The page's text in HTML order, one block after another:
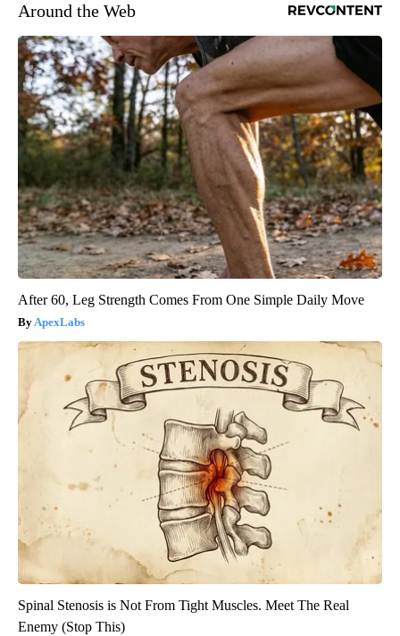
Around the Web
After 60, Leg Strength Comes From One Simple Daily Move
ApexLabs
Spinal Stenosis is Not From Tight Muscles. Meet The Real
Enemy (Stop This)